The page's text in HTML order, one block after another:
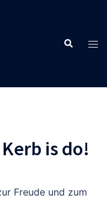
Suche
is do!
Freude und zum